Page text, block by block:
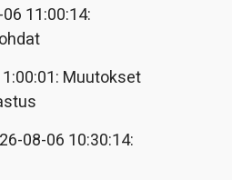
11:00:14:
Muutokset
08-06 10:30:14: